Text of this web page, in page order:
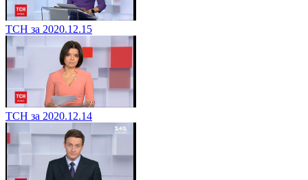
ТСН за 2020.12.15
ТСН за 2020.12.14